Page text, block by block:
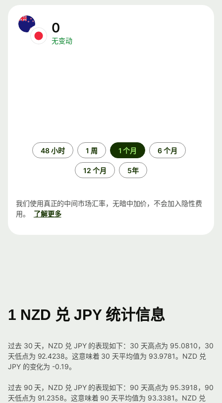
0
无变动
48 小时 1 周 1 个月 6 个月
12 个月 5年
我们使用真正的中间市场汇率，无暗中加价，不会加入隐性费
用。
了解更多
1 NZD 兑 JPY 统计信息
过去 30 天，NZD 兑 JPY 的表现如下：30 天高点为 95.0810，30
天低点为 92.4238。这意味着 30 天平均值为 93.9781。NZD 兑
JPY 的变化为 -0.19。
过去 90 天，NZD 兑 JPY 的表现如下：90 天高点为 95.3918，90
天低点为 91.2358。这意味着 90 天平均值为 93.3381。NZD 兑